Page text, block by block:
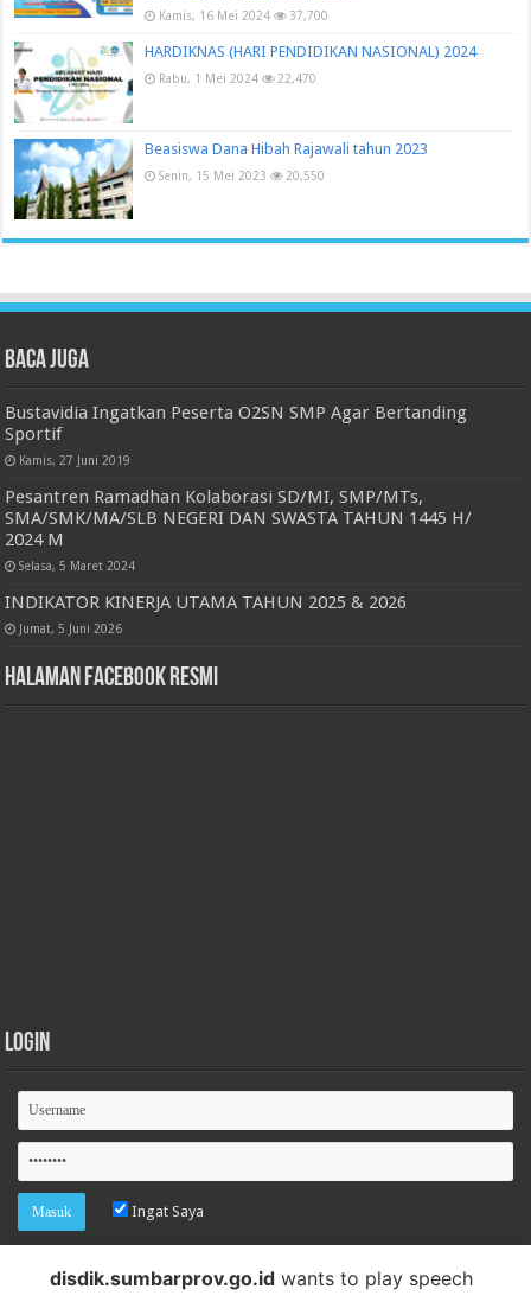
Kamis, 16 Mei 2024 37,700
HARDIKNAS (HARI PENDIDIKAN NASIONAL) 2024
Rabu, 1 Mei 2024 22,470
Beasiswa Dana Hibah Rajawali tahun 2023
Senin, 15 Mei 2023 20,550
Baca juga
Bustavidia Ingatkan Peserta O2SN SMP Agar Bertanding
Sportif
Kamis, 27 Juni 2019
Pesantren Ramadhan Kolaborasi SD/MI, SMP/MTs,
SMA/SMK/MA/SLB NEGERI DAN SWASTA TAHUN 1445 H/
2024 M
Selasa, 5 Maret 2024
INDIKATOR KINERJA UTAMA TAHUN 2025 & 2026
Jumat, 5 Juni 2026
Halaman Facebook Resmi
Login
Ingat Saya
disdik.sumbarprov.go.idwants to play speech